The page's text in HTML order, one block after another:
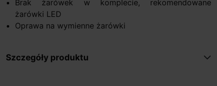
Brak żarówek w komplecie, rekomendowane
żarówki LED
Oprawa na wymienne żarówki
Szczegóły produktu